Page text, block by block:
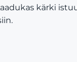
kärki